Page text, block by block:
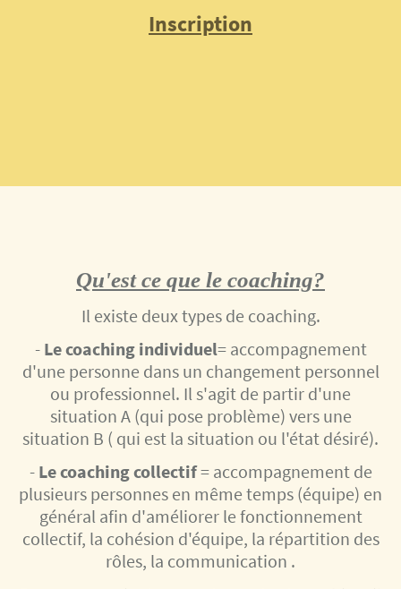
Inscription
Qu'est ce que le coaching?
Il existe deux types de coaching.
- Le coaching individuel= accompagnement
d'une personne dans un changement personnel
ou professionnel. Il s'agit de partir d'une
situation A (qui pose problème) vers une
situation B ( qui est la situation ou l'état désiré).
- Le coaching collectif= accompagnement de
plusieurs personnes en même temps (équipe) en
général afin d'améliorer le fonctionnement
collectif, la cohésion d'équipe, la répartition des
rôles, la communication .